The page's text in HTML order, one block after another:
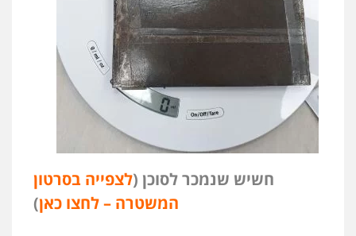
חשיש שנמכר לסוכן (לצפייה בסרטון
המשטרה – לחצו כאן)